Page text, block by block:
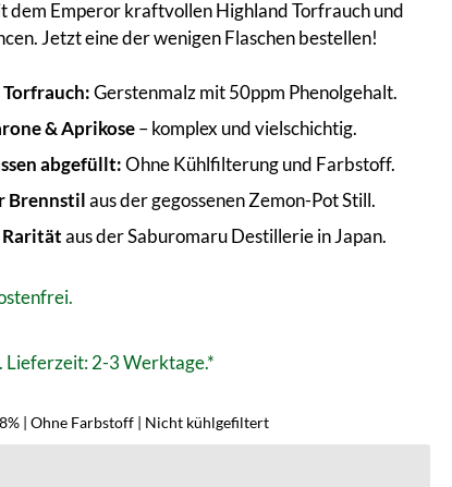
dem Emperor kraftvollen Highland Torfrauch und
Jetzt eine der wenigen Flaschen bestellen!
Gerstenmalz mit 50ppm Phenolgehalt.
& Aprikose– komplex und vielschichtig.
abgefüllt:Ohne Kühlfilterung und Farbstoff.
Brennstilaus der gegossenen Zemon-Pot Still.
aus der Saburomaru Destillerie in Japan.
Lieferzeit: 2-3 Werktage.*
| Ohne Farbstoff | Nicht kühlgefiltert